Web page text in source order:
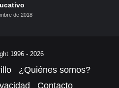
de 2018
1996 - 2026
¿Quiénes somos?
Contacto